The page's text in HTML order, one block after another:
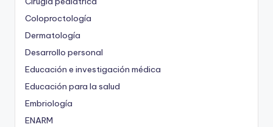
Coloproctología
Dermatología
Desarrollo personal
Educación e investigación médica
Educación para la salud
Embriología
ENARM